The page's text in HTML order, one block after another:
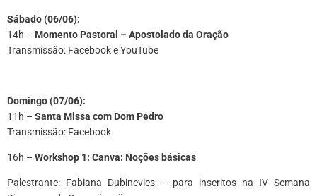
Sábado (06/06):
14h – Momento Pastoral – Apostolado da Oração
Transmissão: Facebook e YouTube
Domingo (07/06):
11h – Santa Missa com Dom Pedro
Transmissão: Facebook
16h – Workshop 1: Canva: Noções básicas
Palestrante: Fabiana Dubinevics – para inscritos na IV Semana